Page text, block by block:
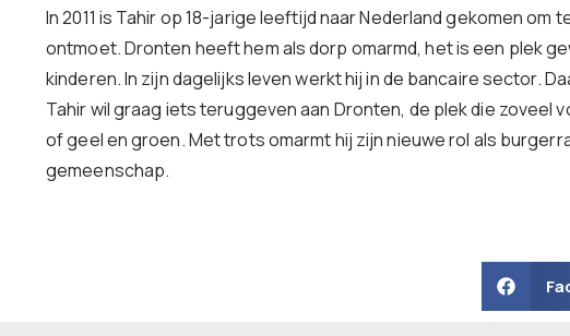
In 2011 is Tahir op 18-jarige leeftijd naar Nederland gekomen
ontmoet. Dronten heeft hem als dorp omarmd, het is een plek
kinderen. In zijn dagelijks leven werkt hij in de bancaire sector.
Tahir wil graag iets teruggeven aan Dronten, de plek die
of geel en groen. Met trots omarmt hij zijn nieuwe rol als
gemeenschap.